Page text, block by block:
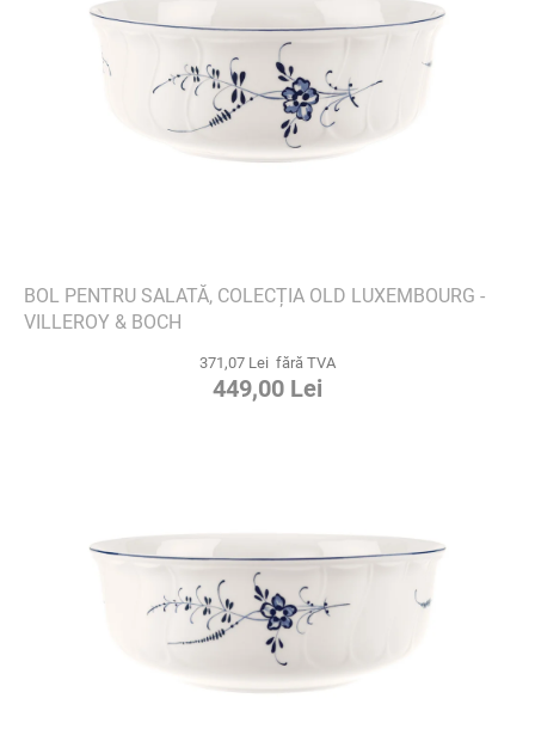
BOL PENTRU SALATĂ, COLECȚIA OLD LUXEMBOURG -
VILLEROY & BOCH
371,07 Lei fără TVA
449,00 Lei